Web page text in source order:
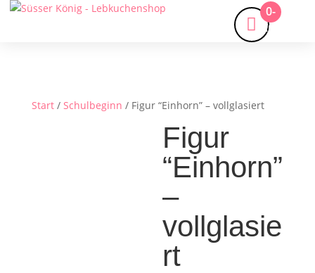
0-
Artikel
Start/ Schulbeginn / Figur “Einhorn” – vollglasiert
Figur
“Einhorn”
–
vollglasie
rt